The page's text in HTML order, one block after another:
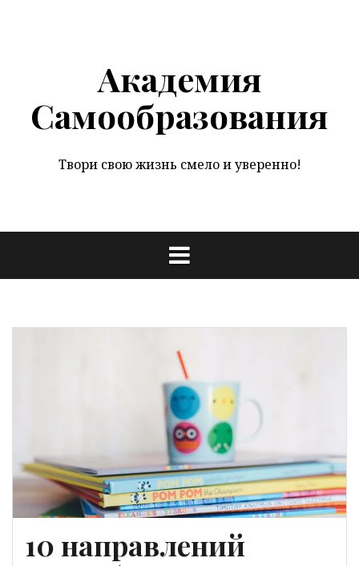
Академия
Самообразования
Твори свою жизнь смело и уверенно!
10 направлений